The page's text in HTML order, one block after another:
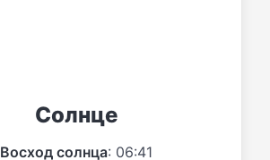
Солнце
Восход солнца: 06:41